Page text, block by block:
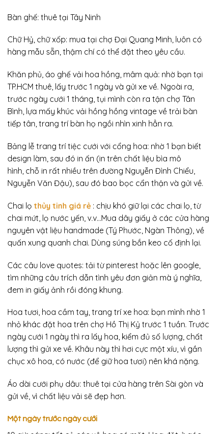
Bàn ghế: thuê tại Tây Ninh
Chữ Hỷ, chữ xốp: mua tại chợ Đại Quang Minh, luôn có
hàng mẫu sẵn, thậm chí có thể đặt theo yêu cầu.
Khăn phủ, áo ghế vải hoa hồng, mâm quả: nhờ bạn tại
TP.HCM thuê, lấy trước 1 ngày và gửi xe về. Ngoài ra,
trước ngày cưới 1 tháng, tụi mình còn ra tận chợ Tân
Bình, lựa mấy khúc vải hồng hồng vintage về trải bàn
tiếp tân, trang trí bàn họ ngồi nhìn xinh hẳn ra.
Bảng lễ trang trí tiệc cưới với cổng hoa: nhờ 1 bạn biết
design làm, sau đó in ấn (in trên chất liệu bìa mô
hình, chỗ in rất nhiều trên đường Nguyễn Đình Chiểu,
Nguyễn Văn Đậu), sau đó bao bọc cẩn thận và gửi về.
Chai lọ thủy tinh giá rẻ : chịu khó giữ lại các chai lọ, từ
chai mứt, lọ nước yến, v.v…Mua dây giấy ở các cửa hàng
nguyên vật liệu handmade (Tý Phước, Ngàn Thông), về
quấn xung quanh chai. Dùng súng bắn keo cố định lại.
Các câu love quotes: tải từ pinterest hoặc lên google,
tìm những câu trích dẫn tình yêu đơn giản mà ý nghĩa,
đem in giấy ảnh rồi đóng khung.
Hoa tươi, hoa cầm tay, trang trí xe hoa: bạn mình nhờ 1
nhỏ khác đặt hoa trên chợ Hồ Thị Kỷ trước 1 tuần. Trước
ngày cưới 1 ngày thì ra lấy hoa, kiểm đủ số lượng, chất
lượng thì gửi xe về. Khâu này thì hơi cực một xíu, vì gần
chục xô hoa, có nước (để giữ hoa tươi) nên khá nặng.
Áo dài cưới phụ dâu: thuê tại cửa hàng trên Sài gòn và
gửi về, vì chất liệu vải sẽ đẹp hơn.
Một ngày trước ngày cưới